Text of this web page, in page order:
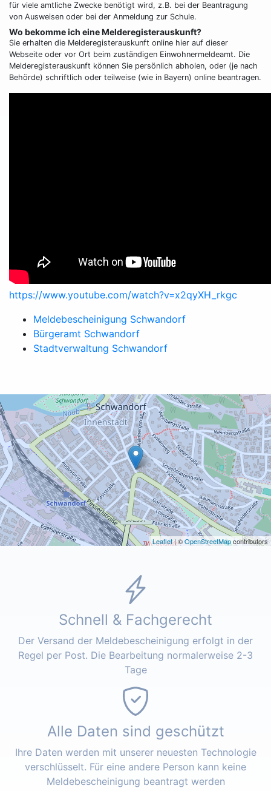
für viele amtliche Zwecke benötigt wird, z.B. bei der Beantragung
von Ausweisen oder bei der Anmeldung zur Schule.
Wo bekomme ich eine Melderegisterauskunft?
Sie erhalten die Melderegisterauskunft online hier auf dieser
Webseite oder vor Ort beim zuständigen Einwohnermeldeamt. Die
Melderegisterauskunft können Sie persönlich abholen, oder (je nach
Behörde) schriftlich oder teilweise (wie in Bayern) online beantragen.
https://www.youtube.com/watch?v=x2qyXH_rkgc
Meldebescheinigung Schwandorf
Bürgeramt Schwandorf
Stadtverwaltung Schwandorf
Leaflet| ©OpenStreetMapcontributors
Schnell & Fachgerecht
Der Versand der Meldebescheinigung erfolgt in der
Regel per Post. Die Bearbeitung normalerweise 2-3
Tage
Alle Daten sind geschützt
Ihre Daten werden mit unserer neuesten Technologie
verschlüsselt. Für eine andere Person kann keine
Meldebescheinigung beantragt werden